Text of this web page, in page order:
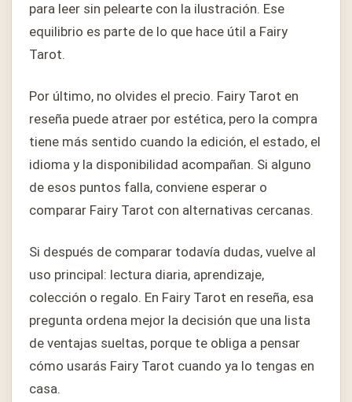
para leer sin pelearte con la ilustración. Ese
equilibrio es parte de lo que hace útil a Fairy
Tarot.
Por último, no olvides el precio. Fairy Tarot en
reseña puede atraer por estética, pero la compra
tiene más sentido cuando la edición, el estado, el
idioma y la disponibilidad acompañan. Si alguno
de esos puntos falla, conviene esperar o
comparar Fairy Tarot con alternativas cercanas.
Si después de comparar todavía dudas, vuelve al
uso principal: lectura diaria, aprendizaje,
colección o regalo. En Fairy Tarot en reseña, esa
pregunta ordena mejor la decisión que una lista
de ventajas sueltas, porque te obliga a pensar
cómo usarás Fairy Tarot cuando ya lo tengas en
casa.